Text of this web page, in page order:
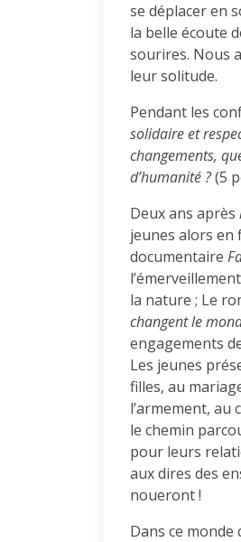
se déplacer en
la belle écoute
sourires. Nous
leur solitude.
Pendant les
solidaire et
changements,
d’humanité ?(5
Deux ans après
jeunes alors en
documentaire
la nature ; Le
changent le
engagements
Les jeunes
filles, au
l’armement,
le chemin
pour leurs
aux dires des
noueront !
Dans ce